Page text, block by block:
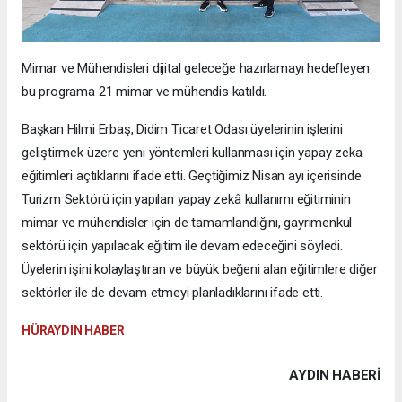
Mimar ve Mühendisleri dijital geleceğe hazırlamayı hedefleyen
bu programa 21 mimar ve mühendis katıldı.
Başkan Hilmi Erbaş, Didim Ticaret Odası üyelerinin işlerini
geliştirmek üzere yeni yöntemleri kullanması için yapay zeka
eğitimleri açtıklarını ifade etti. Geçtiğimiz Nisan ayı içerisinde
Turizm Sektörü için yapılan yapay zekâ kullanımı eğitiminin
mimar ve mühendisler için de tamamlandığını, gayrimenkul
sektörü için yapılacak eğitim ile devam edeceğini söyledi.
Üyelerin işini kolaylaştıran ve büyük beğeni alan eğitimlere diğer
sektörler ile de devam etmeyi planladıklarını ifade etti.
HÜRAYDIN HABER
AYDIN HABERİ